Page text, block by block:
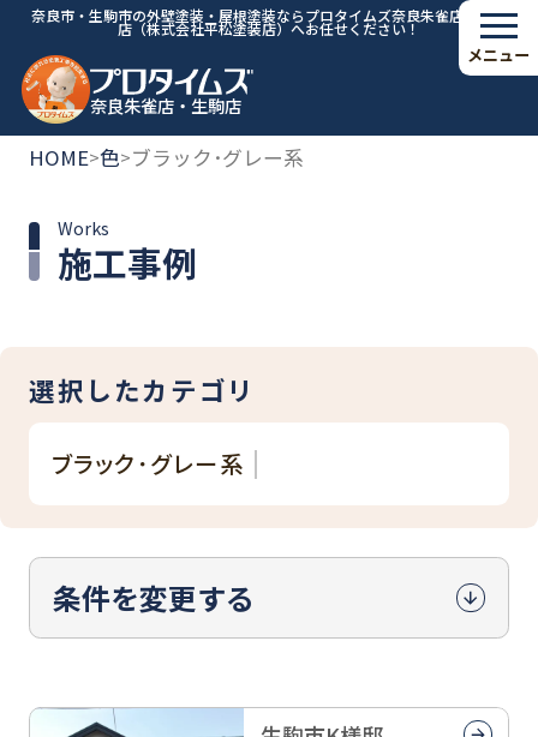
奈良市・生駒市の外壁塗装・屋根塗装ならプロタイムズ奈良朱雀店・生駒
店（株式会社平松塗装店）へお任せください！
奈良朱雀店・生駒店
メニュー
HOME>色>ブラック･グレー系
施工事例
Works
選択したカテゴリ
ブラック･グレー系
条件を変更する